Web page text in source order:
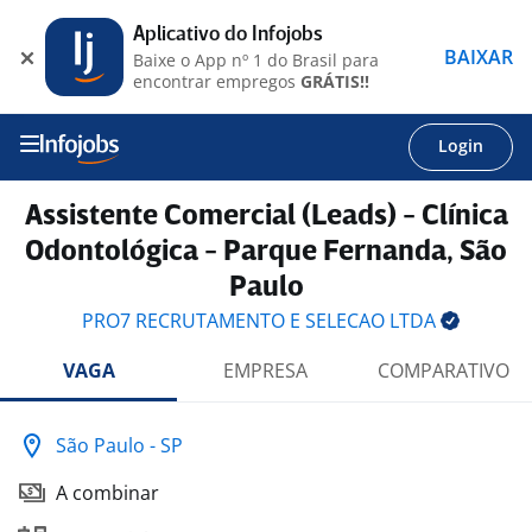
Login
Assistente Comercial (Leads) - Clínica
Odontológica - Parque Fernanda, São
Paulo
PRO7 RECRUTAMENTO E SELECAO LTDA
VAGA
EMPRESA COMPARATIVO
São Paulo - SP
A combinar
Aplicativo do Infojobs
Baixe o App nº 1 do Brasil para
encontrar empregos GRÁTIS!!
BAIXAR